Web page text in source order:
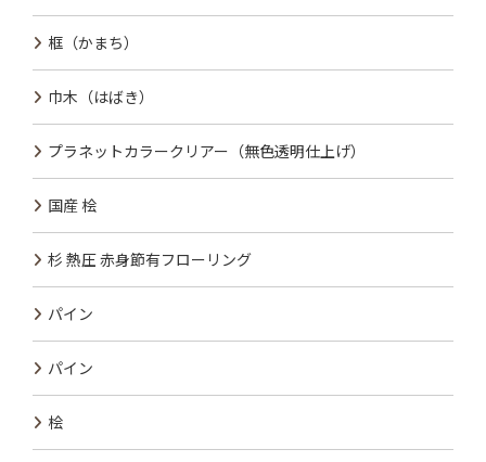
框（かまち）
巾木（はばき）
プラネットカラークリアー（無色透明仕上げ）
国産 桧
杉 熱圧 赤身節有フローリング
パイン
パイン
桧